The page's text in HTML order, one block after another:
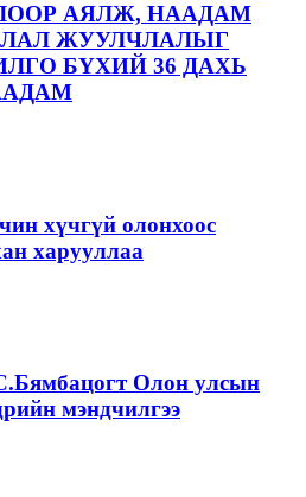
АЯЛЖ, НААДАМ
ЖУУЛЧЛАЛЫГ
БҮХИЙ 36 ДАХЬ
хүчгүй олонхоос
харууллаа
Олон улсын
мэндчилгээ